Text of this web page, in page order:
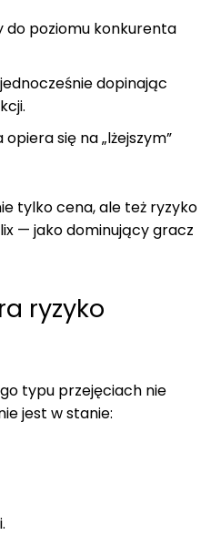
do poziomu konkurenta
dopinając
się na „lżejszym”
tylko cena, ale też ryzyko
— jako dominujący gracz
ryzyko
typu przejęciach nie
jest w stanie: